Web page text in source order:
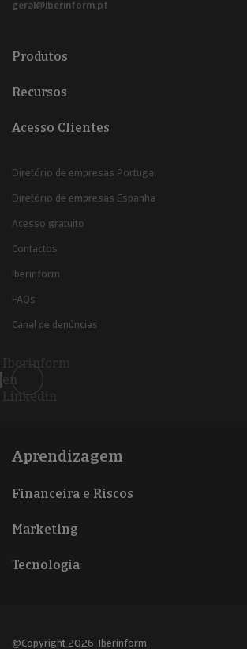
geral@iberinform.pt
Produtos
Recursos
Acesso Clientes
Diretório de empresas Portugal
Diretório de empresas Espanha
Acesso gratuito
Contactos
Iberinform
FAQs
Canal de denúncias
Iberinform
en
Linkedin
Aprendizagem
Financeira e Riscos
Marketing
Tecnologia
@Copyright 2026, Iberinform